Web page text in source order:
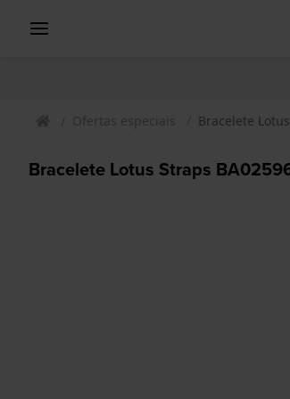
Ofertas especiais Bracelete
Bracelete Lotus Straps